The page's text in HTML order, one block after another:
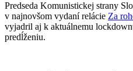
Predseda Komunistickej strany
v najnovšom vydaní relácie Za
vyjadril aj k aktuálnemu
predĺženiu.